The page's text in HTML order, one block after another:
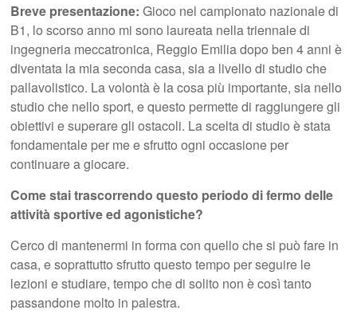
Breve presentazione: Gioco nel campionato nazionale di
B1, lo scorso anno mi sono laureata nella triennale di
ingegneria meccatronica, Reggio Emilia dopo ben 4 anni è
diventata la mia seconda casa, sia a livello di studio che
pallavolistico. La volontà è la cosa più importante, sia nello
studio che nello sport, e questo permette di raggiungere gli
obiettivi e superare gli ostacoli. La scelta di studio è stata
fondamentale per me e sfrutto ogni occasione per
continuare a giocare.
Come stai trascorrendo questo periodo di fermo delle
attività sportive ed agonistiche?
Cerco di mantenermi in forma con quello che si può fare in
casa, e soprattutto sfrutto questo tempo per seguire le
lezioni e studiare, tempo che di solito non è così tanto
passandone molto in palestra.